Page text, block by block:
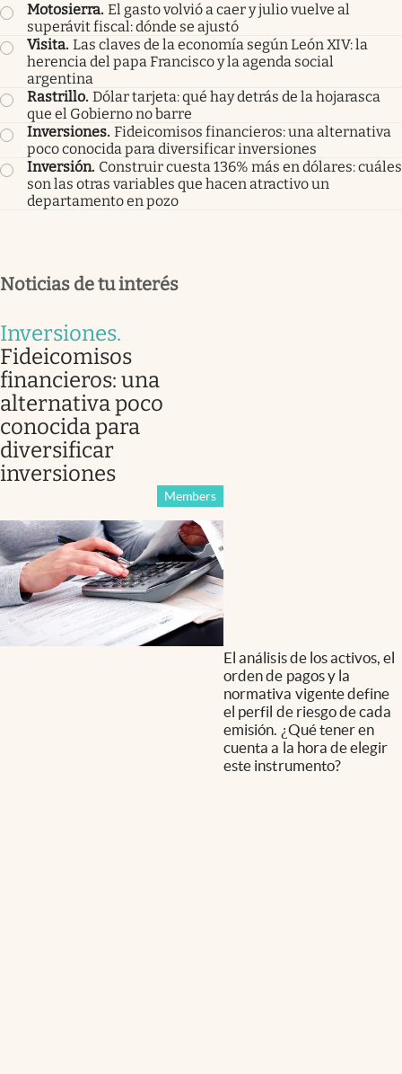
Motosierra. El gasto volvió a caer y julio vuelve al
superávit fiscal: dónde se ajustó
Visita. Las claves de la economía según León XIV: la
herencia del papa Francisco y la agenda social
argentina
Rastrillo. Dólar tarjeta: qué hay detrás de la hojarasca
que el Gobierno no barre
Inversiones. Fideicomisos financieros: una alternativa
poco conocida para diversificar inversiones
Inversión. Construir cuesta 136% más en dólares: cuáles
son las otras variables que hacen atractivo un
departamento en pozo
Noticias de tu interés
Inversiones.
Fideicomisos
financieros: una
alternativa poco
conocida para
diversificar
inversiones
Members
El análisis de los activos, el
orden de pagos y la
normativa vigente define
el perfil de riesgo de cada
emisión. ¿Qué tener en
cuenta a la hora de elegir
este instrumento?